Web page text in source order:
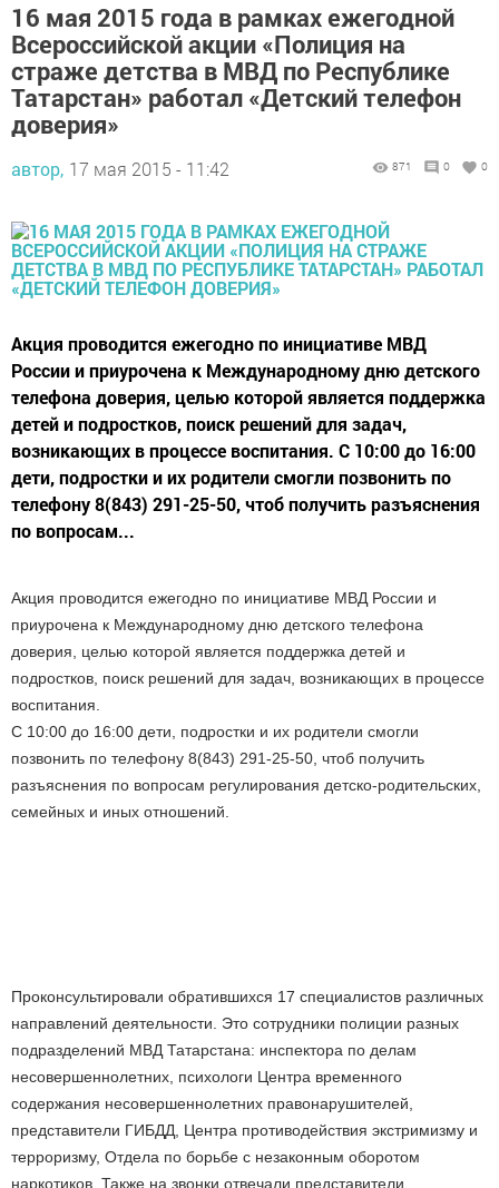
16 мая 2015 года в рамках ежегодной
Всероссийской акции «Полиция на
страже детства в МВД по Республике
Татарстан» работал «Детский телефон
доверия»
автор, 17 мая 2015 - 11:42 871 0 0
Акция проводится ежегодно по инициативе МВД
России и приурочена к Международному дню детского
телефона доверия, целью которой является поддержка
детей и подростков, поиск решений для задач,
возникающих в процессе воспитания. С 10:00 до 16:00
дети, подростки и их родители смогли позвонить по
телефону 8(843) 291-25-50, чтоб получить разъяснения
по вопросам...
Акция проводится ежегодно по инициативе МВД России и
приурочена к Международному дню детского телефона
доверия, целью которой является поддержка детей и
подростков, поиск решений для задач, возникающих в процессе
воспитания.
С 10:00 до 16:00 дети, подростки и их родители смогли
позвонить по телефону 8(843) 291-25-50, чтоб получить
разъяснения по вопросам регулирования детско-родительских,
семейных и иных отношений.
Проконсультировали обратившихся 17 специалистов различных
направлений деятельности. Это сотрудники полиции разных
подразделений МВД Татарстана: инспектора по делам
несовершеннолетних, психологи Центра временного
содержания несовершеннолетних правонарушителей,
представители ГИБДД, Центра противодействия экстримизму и
терроризму, Отдела по борьбе с незаконным оборотом
наркотиков. Также на звонки отвечали представители